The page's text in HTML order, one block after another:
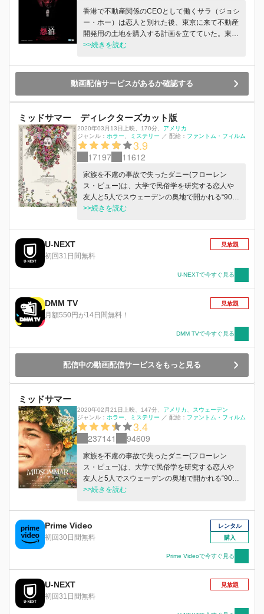
香港で不動産関係のCEOとして働くサラ（ジョシ
ー・ホー）は恋人と別れた後、東京に来て不動産
開発用の土地を購入する計画を立てていた。東京
へ着くと彼女を迎えた不動産業者の担当は、昔別
たホテルは、アメリカ大統領の突然の東京訪問の
ために宿泊ができなくなってしまい、提案された
のは老婦人（白川和子）が経営する非常に古びた
民宿だった。初めての夜にとても不安と恐怖を感
じたサラは、泊まった部屋の中で女を痛めつける
男の不気味な光景を目にする。そしてその部屋の
床下から朽ちた遺体が発見される。捜査を担当し
た刑事（高橋和也）は、この民泊の古い家が住民
失踪の連続猟奇事件に関わっていることを突き止
が現実となって迫ってきていた。そこには彼女と
この民家にまつわる因縁のつながりがあったのだ
った・・・
>>続きを読む
動画配信サービスがあるか確認する
ミッドサマー ディレクターズカット版
2020年03月13日上映 170分
アメリカ
ジャンル： ホラー ミステリー ／ 配給： ファントム・フィルム
3.9
17197 11612
家族を不慮の事故で失ったダニー(フローレン
ス・ピュー)は、大学で民俗学を研究する恋人や
友人と5人でスウェーデンの奥地で開かれる“90年
に一度の祝祭”を訪れる。美しい花々が咲き乱
に歌い踊る楽園のように思えた。しかし、次第に
不穏な空気が漂い始め、ダニーの心はかき乱され
ていく。妄想、トラウマ、不安、恐怖......それは
>>続きを読む
U-NEXT
初回31日間無料
見放題
U-NEXTで今すぐ見る
DMM TV
月額550円が14日間無料！
見放題
DMM TVで今すぐ見る
配信中の動画配信サービスをもっと見る
ミッドサマー
2020年02月21日上映 147分 アメリカ
スウェーデン
ジャンル： ホラー ミステリー ／ 配給： ファントム・フィルム
3.4
237141 94609
家族を不慮の事故で失ったダニー(フローレン
ス・ピュー)は、大学で民俗学を研究する恋人や
友人と5人でスウェーデンの奥地で開かれる“90年
に一度の祝祭”を訪れる。美しい花々が咲き乱
に歌い踊る楽園のように思えた。しかし、次第に
不穏な空気が漂い始め、ダニーの心はかき乱され
ていく。妄想、トラウマ、不安、恐怖......それは
>>続きを読む
Prime Video
初回30日間無料
レンタル
購入
Prime Videoで今すぐ見る
U-NEXT
初回31日間無料
見放題